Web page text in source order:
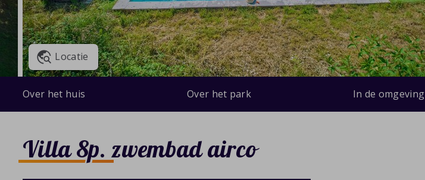
Locatie
Over het huis Over het park In de omgeving
Villa 8p. zwembad airco